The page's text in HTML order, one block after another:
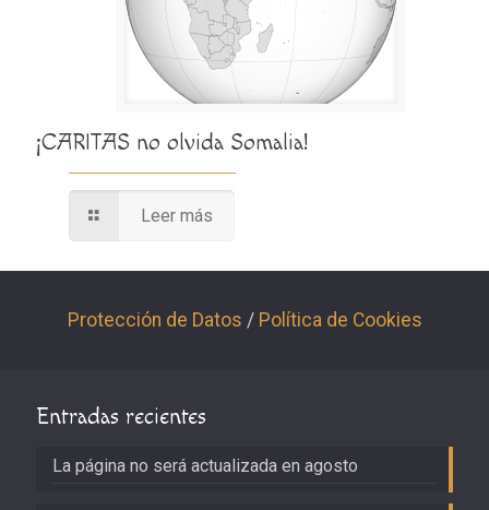
¡CARITAS no olvida Somalia!
Leer más
Protección de Datos / Política de Cookies
Entradas recientes
La página no será actualizada en agosto